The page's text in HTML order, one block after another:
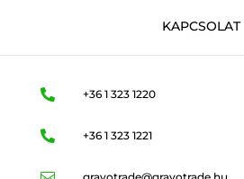
KAPCSOLAT
 +36 1 323 1220
 +36 1 323 1221